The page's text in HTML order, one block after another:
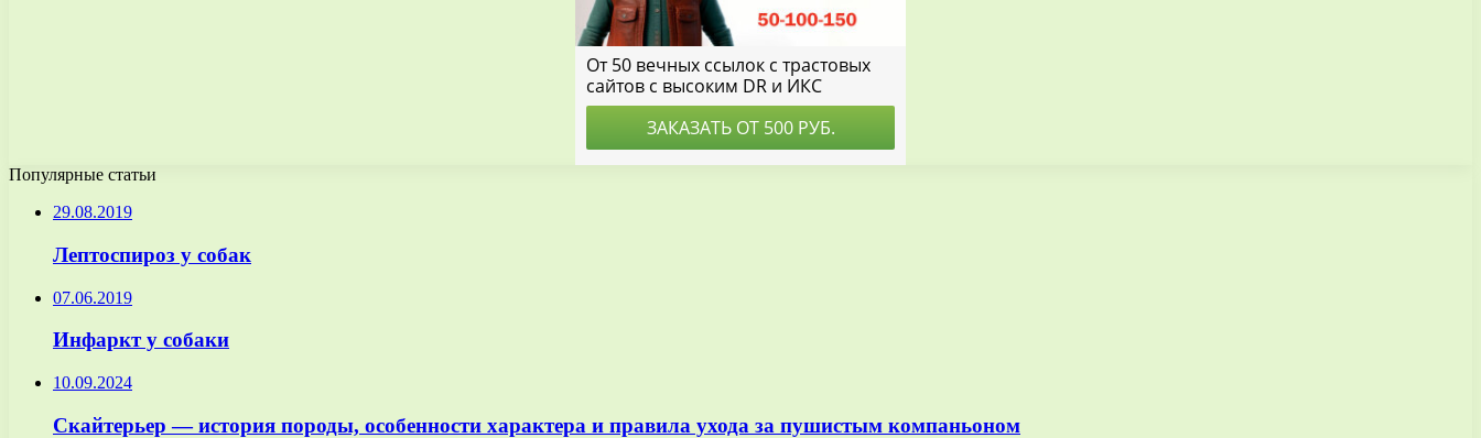
Популярные статьи
29.08.2019
Лептоспироз у собак
07.06.2019
Инфаркт у собаки
10.09.2024
Скайтерьер — история породы, особенности характера и правила ухода за пушистым компаньоном